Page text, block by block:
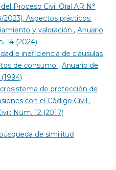
Proceso Civil Oral AR N°
2023). Aspectos prácticos:
y valoración , Anuario
14 (2024)
e ineficiencia de cláusulas
de consumo , Anuario de
de protección de
con el Código Civil ,
Núm. 12 (2017)
de similitud